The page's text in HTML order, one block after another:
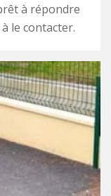
à répondre
le contacter.